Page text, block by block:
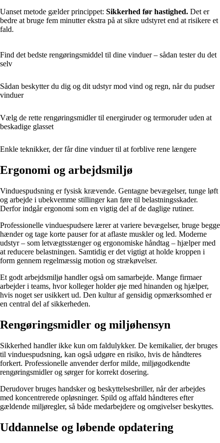
Uanset metode gælder princippet: Sikkerhed før hastighed. Det er
bedre at bruge fem minutter ekstra på at sikre udstyret end at risikere et
fald.
Find det bedste rengøringsmiddel til dine vinduer – sådan tester du det
selv
Sådan beskytter du dig og dit udstyr mod vind og regn, når du pudser
vinduer
Vælg de rette rengøringsmidler til energiruder og termoruder uden at
beskadige glasset
Enkle teknikker, der får dine vinduer til at forblive rene længere
Ergonomi og arbejdsmiljø
Vinduespudsning er fysisk krævende. Gentagne bevægelser, tunge løft
og arbejde i ubekvemme stillinger kan føre til belastningsskader.
Derfor indgår ergonomi som en vigtig del af de daglige rutiner.
Professionelle vinduespudsere lærer at variere bevægelser, bruge begge
hænder og tage korte pauser for at aflaste muskler og led. Moderne
udstyr – som letvægtsstænger og ergonomiske håndtag – hjælper med
at reducere belastningen. Samtidig er det vigtigt at holde kroppen i
form gennem regelmæssig motion og strækøvelser.
Et godt arbejdsmiljø handler også om samarbejde. Mange firmaer
arbejder i teams, hvor kolleger holder øje med hinanden og hjælper,
hvis noget ser usikkert ud. Den kultur af gensidig opmærksomhed er
en central del af sikkerheden.
Rengøringsmidler og miljøhensyn
Sikkerhed handler ikke kun om faldulykker. De kemikalier, der bruges
til vinduespudsning, kan også udgøre en risiko, hvis de håndteres
forkert. Professionelle anvender derfor milde, miljøgodkendte
rengøringsmidler og sørger for korrekt dosering.
Derudover bruges handsker og beskyttelsesbriller, når der arbejdes
med koncentrerede opløsninger. Spild og affald håndteres efter
gældende miljøregler, så både medarbejdere og omgivelser beskyttes.
Uddannelse og løbende opdatering